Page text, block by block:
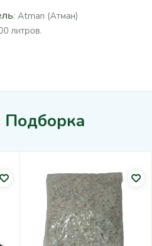
: Atman (Атман)
литров.